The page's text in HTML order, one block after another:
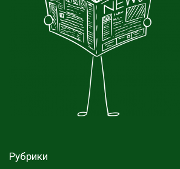
Рубрики